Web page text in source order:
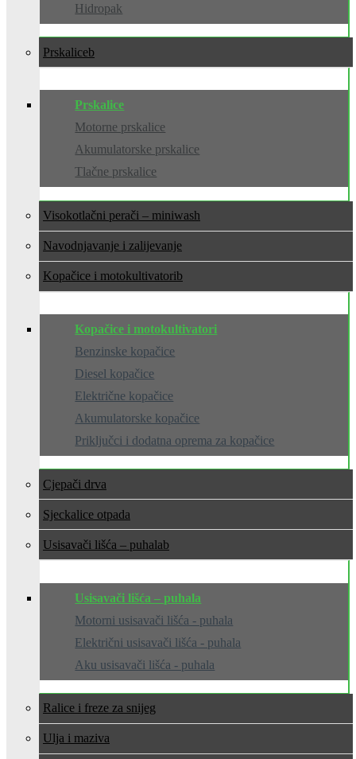
Hidropak
Prskalice
Prskalice
Motorne prskalice
Akumulatorske prskalice
Tlačne prskalice
Visokotlačni perači – miniwash
Navodnjavanje i zalijevanje
Kopačice i motokultivatori
Kopačice i motokultivatori
Benzinske kopačice
Diesel kopačice
Električne kopačice
Akumulatorske kopačice
Priključci i dodatna oprema za kopačice
Cjepači drva
Sjeckalice otpada
Usisavači lišća – puhala
Usisavači lišća – puhala
Motorni usisavači lišća - puhala
Električni usisavači lišća - puhala
Aku usisavači lišća - puhala
Ralice i freze za snijeg
Ulja i maziva